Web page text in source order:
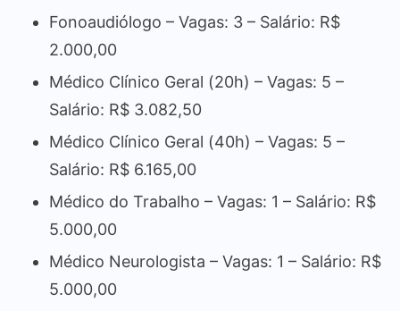
Fonoaudiólogo – Vagas: 3 – Salário: R$
2.000,00
Médico Clínico Geral (20h) – Vagas: 5 –
Salário: R$ 3.082,50
Médico Clínico Geral (40h) – Vagas: 5 –
Salário: R$ 6.165,00
Médico do Trabalho – Vagas: 1 – Salário: R$
5.000,00
Médico Neurologista – Vagas: 1 – Salário: R$
5.000,00